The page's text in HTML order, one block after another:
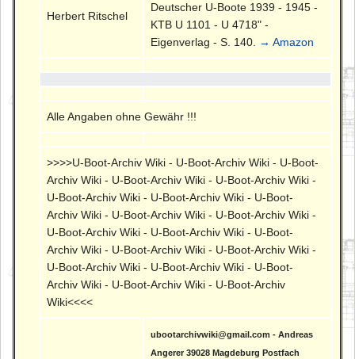
Herbert Ritschel
Deutscher U-Boote 1939 - 1945 -
KTB U 1101 - U 4718" -
Eigenverlag - S. 140.
→ Amazon
Alle Angaben ohne Gewähr !!!
>>>>U-Boot-Archiv Wiki - U-Boot-Archiv Wiki - U-Boot-
Archiv Wiki - U-Boot-Archiv Wiki - U-Boot-Archiv Wiki -
U-Boot-Archiv Wiki - U-Boot-Archiv Wiki - U-Boot-
Archiv Wiki - U-Boot-Archiv Wiki - U-Boot-Archiv Wiki -
U-Boot-Archiv Wiki - U-Boot-Archiv Wiki - U-Boot-
Archiv Wiki - U-Boot-Archiv Wiki - U-Boot-Archiv Wiki -
U-Boot-Archiv Wiki - U-Boot-Archiv Wiki - U-Boot-
Archiv Wiki - U-Boot-Archiv Wiki - U-Boot-Archiv
Wiki<<<<
ubootarchivwiki@gmail.com - Andreas
Angerer 39028 Magdeburg Postfach